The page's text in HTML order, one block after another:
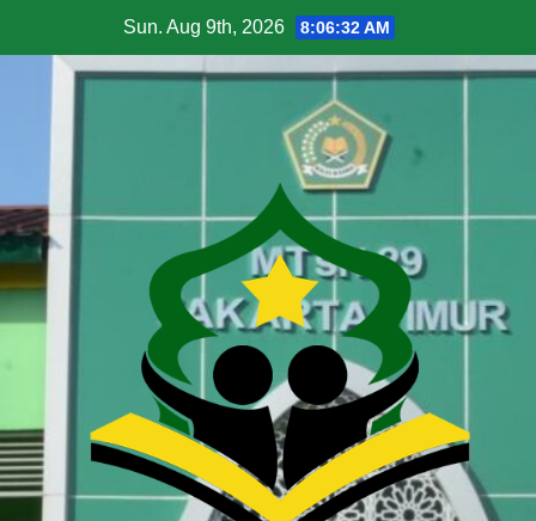
Sun. Aug 9th, 2026 8:06:33 AM